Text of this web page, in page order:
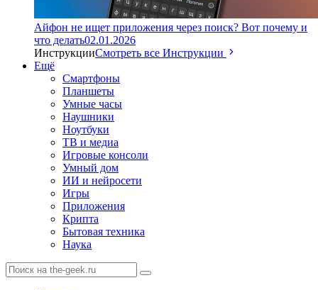
Айфон не ищет приложения через поиск? Вот почему и
что делать02.01.2026
ИнструкцииСмотреть все Инструкции
Ещё
Смартфоны
Планшеты
Умные часы
Наушники
Ноутбуки
ТВ и медиа
Игровые консоли
Умный дом
ИИ и нейросети
Игры
Приложения
Крипта
Бытовая техника
Наука